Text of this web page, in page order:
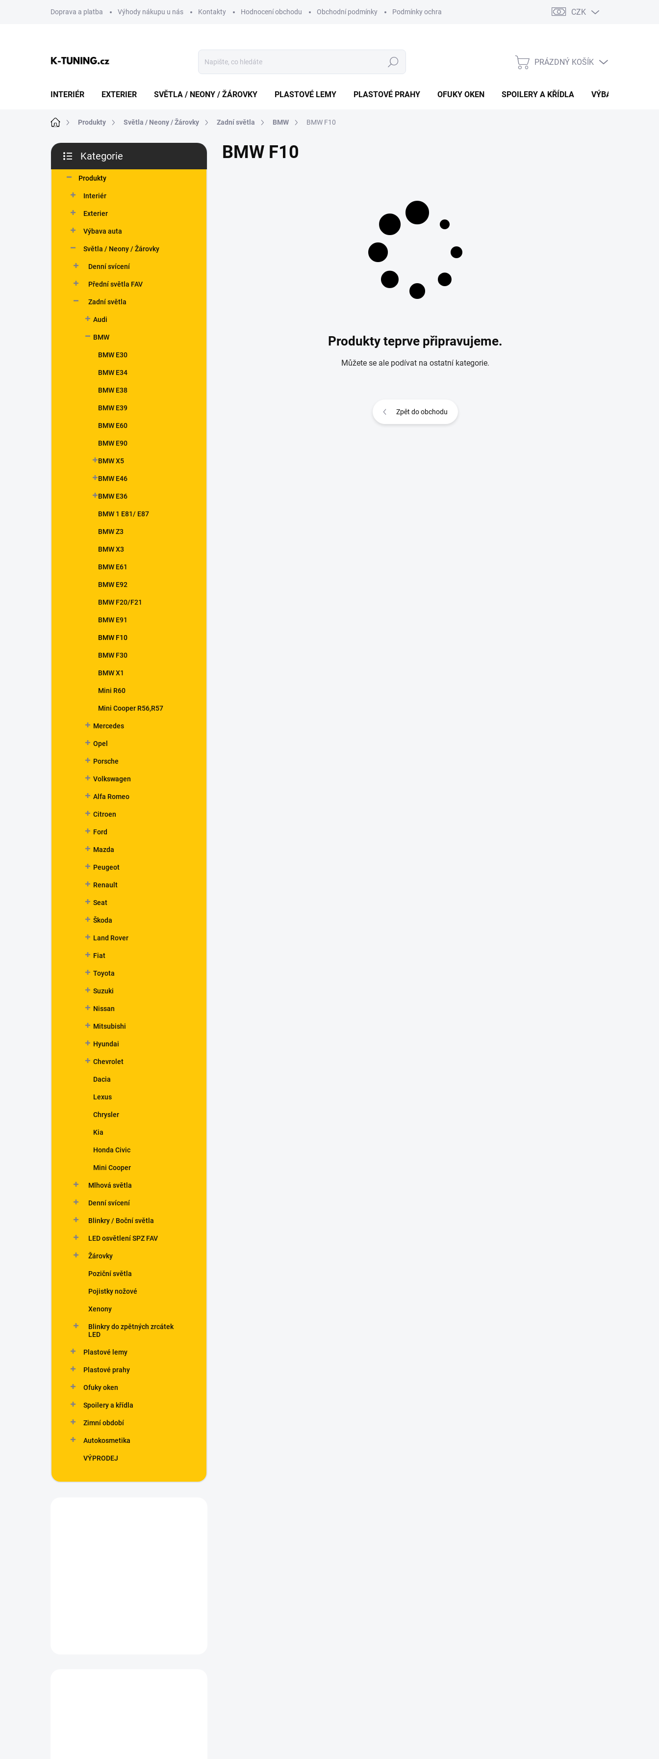
Doprava a platba Výhody nákupu u nás Kontakty Hodnocení obchodu Obchodní podmínky Podmínky ochrany osobních údajů Vracení zboží a reklamace
CZK
Hledat
NÁKUPNÍ
PRÁZDNÝ KOŠÍK
INTERIÉR EXTERIER SVĚTLA / NEONY / ŽÁROVKY PLASTOVÉ LEMY PLASTOVÉ PRAHY OFUKY OKEN SPOILERY A KŘÍDLA VÝBAVA AUTA
Domů Produkty Světla / Neony / Žárovky Zadní světla BMW BMW F10
P
s
kategorie
Kategorie
Produkty
Interiér
Exterier
Výbava auta
Světla / Neony / Žárovky
Denní svícení
Přední světla FAV
Zadní světla
Audi
BMW
BMW E30
BMW E34
BMW E38
BMW E39
BMW E60
BMW E90
BMW X5
BMW E46
BMW E36
BMW 1 E81/ E87
BMW Z3
BMW X3
BMW E61
BMW E92
BMW F20/F21
BMW E91
BMW F10
BMW F30
BMW X1
Mini R60
Mini Cooper R56,R57
Mercedes
Opel
Porsche
Volkswagen
Alfa Romeo
Citroen
Ford
Mazda
Peugeot
Renault
Seat
Škoda
Land Rover
Fiat
Toyota
Suzuki
Nissan
Mitsubishi
Hyundai
Chevrolet
Dacia
Lexus
Chrysler
Kia
Honda Civic
Mini Cooper
Mlhová světla
Denní svícení
Blinkry / Boční světla
LED osvětlení SPZ FAV
Žárovky
Poziční světla
Pojistky nožové
Xenony
Blinkry do zpětných zrcátek
LED
Plastové lemy
Plastové prahy
Ofuky oken
Spoilery a křídla
Zimní období
Autokosmetika
VÝPRODEJ
BMW F10
Produkty teprve připravujeme.
Můžete se ale podívat na ostatní kategorie.
Zpět do obchodu